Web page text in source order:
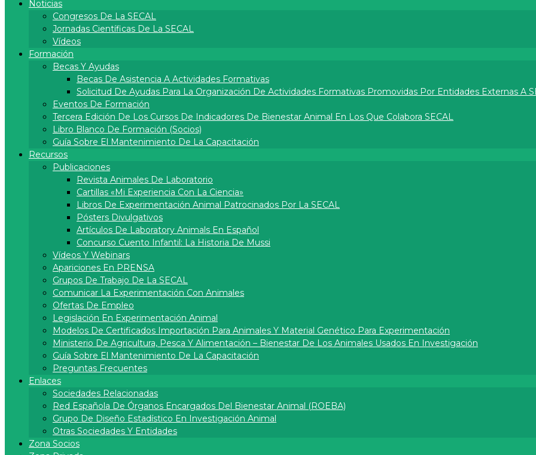
Noticias
Congresos De La SECAL
Jornadas Científicas De La SECAL
Vídeos
Formación
Becas Y Ayudas
Becas De Asistencia A Actividades Formativas
Solicitud De Ayudas Para La Organización De Actividades Formativas Promovidas Por Entidades Externas A
Eventos De Formación
Tercera Edición De Los Cursos De Indicadores De Bienestar Animal En Los Que Colabora SECAL
Libro Blanco De Formación (socios)
Guía Sobre El Mantenimiento De La Capacitación
Recursos
Publicaciones
Revista Animales De Laboratorio
Cartillas «Mi Experiencia Con La Ciencia»
Libros De Experimentación Animal Patrocinados Por La SECAL
Pósters Divulgativos
Artí­culos De Laboratory Animals En Español
Concurso Cuento Infantil: La Historia De Mussi
Vídeos Y Webinars
Apariciones En PRENSA
Grupos De Trabajo De La SECAL
Comunicar La Experimentación Con Animales
Ofertas De Empleo
Legislación En Experimentación Animal
Modelos De Certificados Importación Para Animales Y Material Genético Para Experimentación
Ministerio De Agricultura, Pesca Y Alimentación – Bienestar De Los Animales Usados En Investigación
Guía Sobre El Mantenimiento De La Capacitación
Preguntas Frecuentes
Enlaces
Sociedades Relacionadas
Red Española De Órganos Encargados Del Bienestar Animal (ROEBA)
Grupo De Diseño Estadístico En Investigación Animal​
Otras Sociedades Y Entidades
Zona Socios